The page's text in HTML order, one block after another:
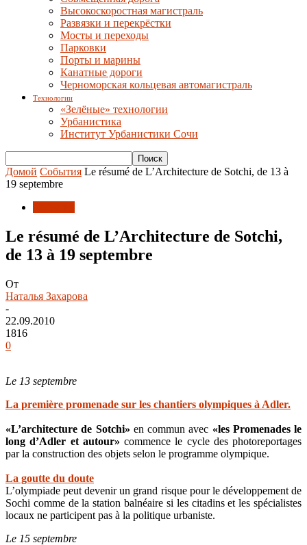
Высокоскоростная магистраль
Развязки и перекрёстки
Мосты и переходы
Парковки
Порты и марины
Канатные дороги
Черноморская кольцевая автомагистраль
Технологии
«Зелёные» технологии
Урбанистика
Институт Урбанистики Сочи
Домой События Le résumé de L’Architecture de Sotchi, de 13 à
19 septembre
Le résumé de L’Architecture de Sotchi,
de 13 à 19 septembre
От
Наталья Захарова
-
22.09.2010
1816
0
Le 13 septembre
La première promenade sur les chantiers olympiques à Adler.
«L’architecture de Sotchi» en commun avec «les Promenades le
long d’Adler et autour» commence le cycle des photoreportages
par la construction des objets selon le programme olympique.
La goutte du doute
L’olympiade peut devenir un grand risque pour le développement de
Sochi comme de la station balnéaire si les citadins et les spécialistes
locaux ne participent pas à la politique urbaniste.
Le 15 septembre